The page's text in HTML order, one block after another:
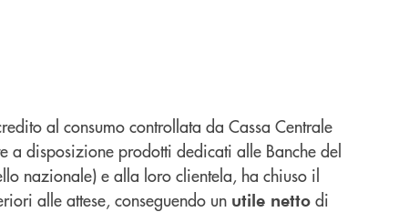
al consumo controllata da Cassa Centrale
a disposizione prodotti dedicati alle Banche del
nazionale) e alla loro clientela, ha chiuso il
alle attese, conseguendo un utile netto di